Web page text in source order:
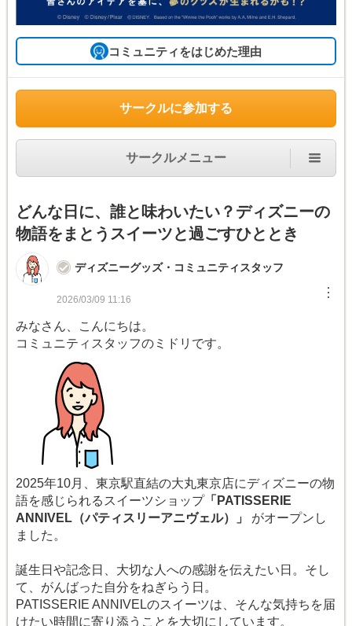
コミュニティをはじめた理由
サークルに参加する
サークルメニュー
どんな日に、誰と味わいたい？ディズニーの
物語をまとうスイーツと過ごすひととき
ディズニーグッズ・コミュニティスタッフ
2026/03/09 11:16 ︙
みなさん、こんにちは。
コミュニティスタッフのミドリです。
2025年10月、東京駅直結の大丸東京店にディズニーの物
語を感じられるスイーツショップ「PATISSERIE
ANNIVEL（パティスリーアニヴェル）」 がオープンし
ました。
誕生日や記念日、大切な人への感謝を伝えたい日。そし
て、がんばった自分をねぎらう日。
PATISSERIE ANNIVELのスイーツは、そんな気持ちを届
けたい時間に寄り添うことを大切にしています。